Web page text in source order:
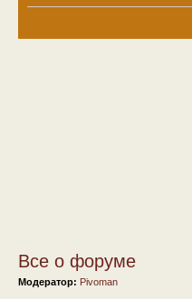
Все о форуме
Модератор: Pivoman